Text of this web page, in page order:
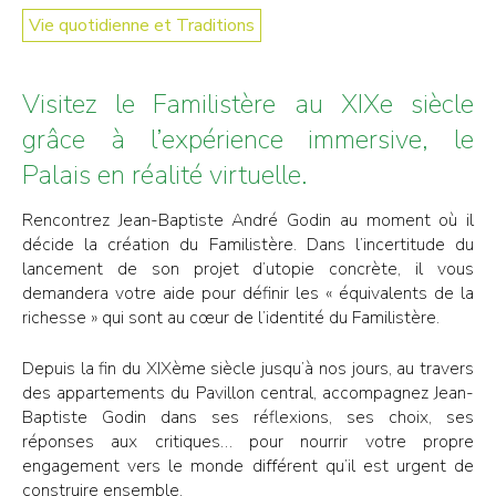
Vie quotidienne et Traditions
Visitez le Familistère au XIXe siècle
grâce à l’expérience immersive, le
Palais en réalité virtuelle.
Rencontrez Jean-Baptiste André Godin au moment où il
décide la création du Familistère. Dans l’incertitude du
lancement de son projet d’utopie concrète, il vous
demandera votre aide pour définir les « équivalents de la
richesse » qui sont au cœur de l’identité du Familistère.
Depuis la fin du XIXème siècle jusqu’à nos jours, au travers
des appartements du Pavillon central, accompagnez Jean-
Baptiste Godin dans ses réflexions, ses choix, ses
réponses aux critiques… pour nourrir votre propre
engagement vers le monde différent qu’il est urgent de
construire ensemble.